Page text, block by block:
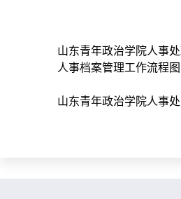
山东青年政治学院人事处
人事档案管理工作流程图
山东青年政治学院人事处|